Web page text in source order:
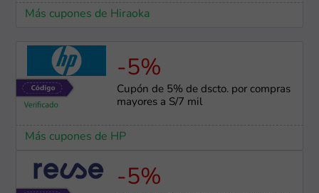
Más cupones de Hiraoka
-5%
Cupón de 5% de dscto. por compras
mayores a S/7 mil
Más cupones de HP
-5%